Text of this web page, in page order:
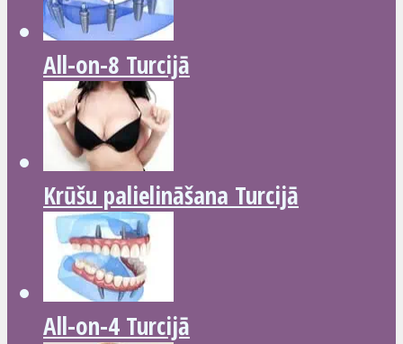
All-on-8 Turcijā
Krūšu palielināšana Turcijā
All-on-4 Turcijā